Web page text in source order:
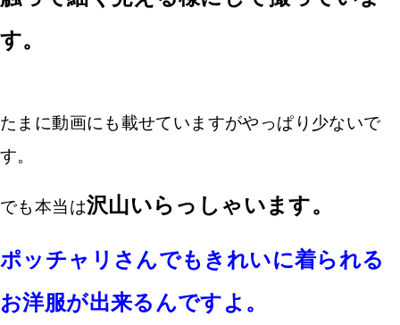
す。
たまに動画にも載せていますがやっぱり少ないで
す。
でも本当は沢山いらっしゃいます。
ポッチャリさんでもきれいに着られる
お洋服が出来るんですよ。